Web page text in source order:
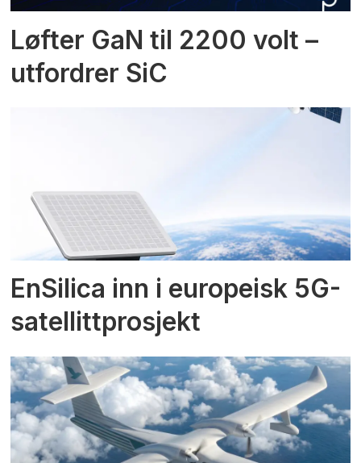
Løfter GaN til 2200 volt –
utfordrer SiC
EnSilica inn i europeisk 5G-
satellittprosjekt